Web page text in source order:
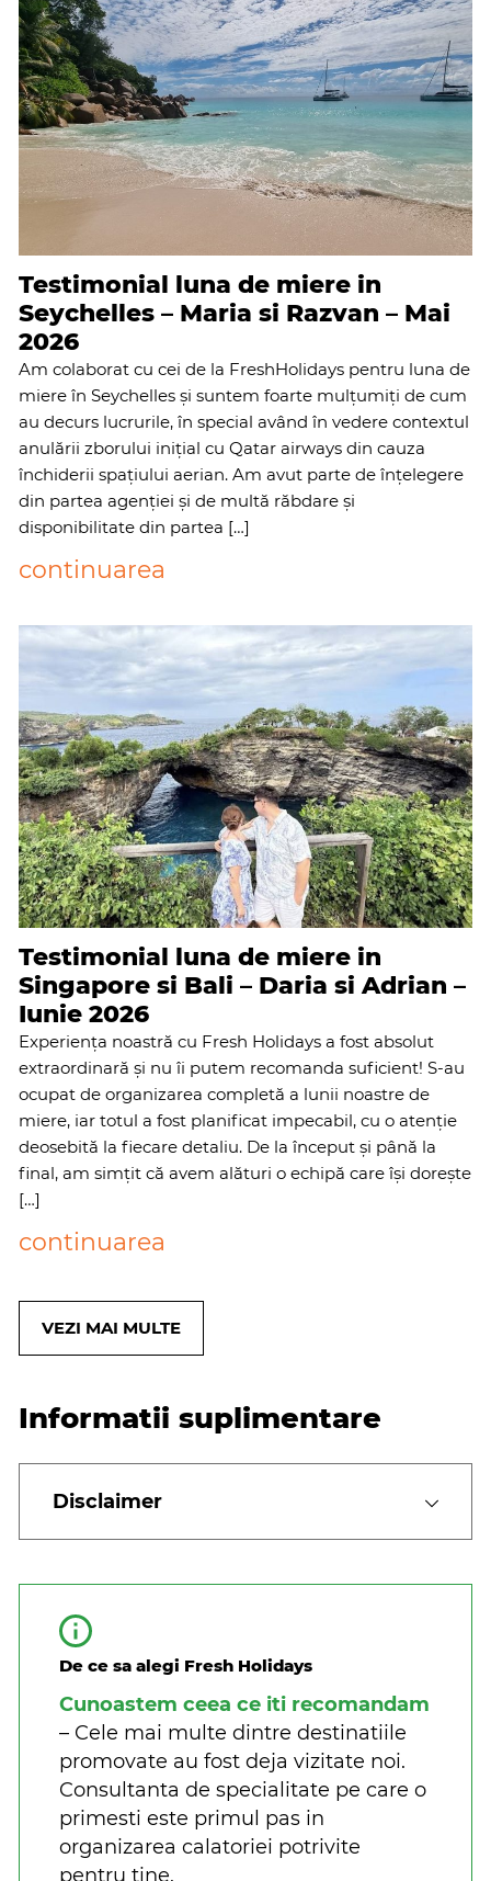
Testimonial luna de miere in
Seychelles – Maria si Razvan – Mai
2026
Am colaborat cu cei de la FreshHolidays pentru luna de
miere în Seychelles și suntem foarte mulțumiți de cum
au decurs lucrurile, în special având în vedere contextul
anulării zborului inițial cu Qatar airways din cauza
închiderii spațiului aerian. Am avut parte de înțelegere
din partea agenției și de multă răbdare și
disponibilitate din partea […]
continuarea
Testimonial luna de miere in
Singapore si Bali – Daria si Adrian –
Iunie 2026
Experiența noastră cu Fresh Holidays a fost absolut
extraordinară și nu îi putem recomanda suficient! S-au
ocupat de organizarea completă a lunii noastre de
miere, iar totul a fost planificat impecabil, cu o atenție
deosebită la fiecare detaliu. De la început și până la
final, am simțit că avem alături o echipă care își dorește
[…]
continuarea
VEZI MAI MULTE
Informatii suplimentare
Disclaimer
De ce sa alegi Fresh Holidays
Cunoastem ceea ce iti recomandam
– Cele mai multe dintre destinatiile
promovate au fost deja vizitate noi.
Consultanta de specialitate pe care o
primesti este primul pas in
organizarea calatoriei potrivite
pentru tine.